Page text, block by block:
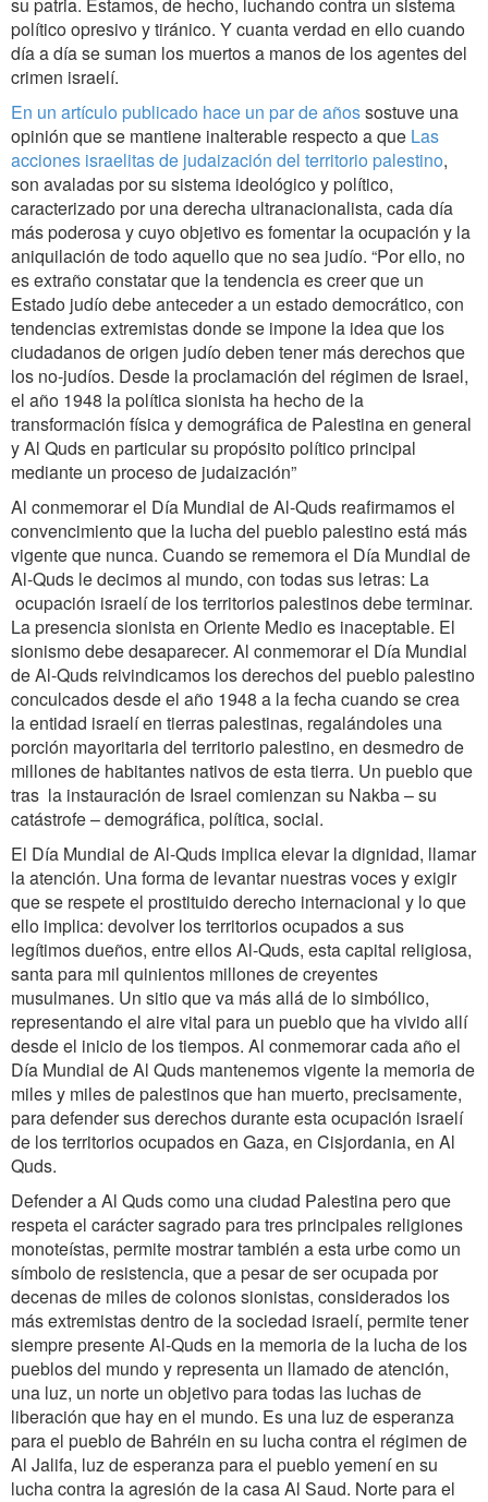
su patria. Estamos, de hecho, luchando contra un sistema
político opresivo y tiránico. Y cuanta verdad en ello cuando
día a día se suman los muertos a manos de los agentes del
crimen israelí.
En un artículo publicado hace un par de añossostuve una
opinión que se mantiene inalterable respecto a que Las
acciones israelitas de judaización del territorio palestino,
son avaladas por su sistema ideológico y político,
caracterizado por una derecha ultranacionalista, cada día
más poderosa y cuyo objetivo es fomentar la ocupación y la
aniquilación de todo aquello que no sea judío. “Por ello, no
es extraño constatar que la tendencia es creer que un
Estado judío debe anteceder a un estado democrático, con
tendencias extremistas donde se impone la idea que los
ciudadanos de origen judío deben tener más derechos que
los no-judíos. Desde la proclamación del régimen de Israel,
el año 1948 la política sionista ha hecho de la
transformación física y demográfica de Palestina en general
y Al Quds en particular su propósito político principal
mediante un proceso de judaización”
Al conmemorar el Día Mundial de Al-Quds reafirmamos el
convencimiento que la lucha del pueblo palestino está más
vigente que nunca. Cuando se rememora el Día Mundial de
Al-Quds le decimos al mundo, con todas sus letras: La
ocupación israelí de los territorios palestinos debe terminar.
La presencia sionista en Oriente Medio es inaceptable. El
sionismo debe desaparecer. Al conmemorar el Día Mundial
de Al-Quds reivindicamos los derechos del pueblo palestino
conculcados desde el año 1948 a la fecha cuando se crea
la entidad israelí en tierras palestinas, regalándoles una
porción mayoritaria del territorio palestino, en desmedro de
millones de habitantes nativos de esta tierra. Un pueblo que
tras la instauración de Israel comienzan su Nakba – su
catástrofe – demográfica, política, social.
El Día Mundial de Al-Quds implica elevar la dignidad, llamar
la atención. Una forma de levantar nuestras voces y exigir
que se respete el prostituido derecho internacional y lo que
ello implica: devolver los territorios ocupados a sus
legítimos dueños, entre ellos Al-Quds, esta capital religiosa,
santa para mil quinientos millones de creyentes
musulmanes. Un sitio que va más allá de lo simbólico,
representando el aire vital para un pueblo que ha vivido allí
desde el inicio de los tiempos. Al conmemorar cada año el
Día Mundial de Al Quds mantenemos vigente la memoria de
miles y miles de palestinos que han muerto, precisamente,
para defender sus derechos durante esta ocupación israelí
de los territorios ocupados en Gaza, en Cisjordania, en Al
Quds.
Defender a Al Quds como una ciudad Palestina pero que
respeta el carácter sagrado para tres principales religiones
monoteístas, permite mostrar también a esta urbe como un
símbolo de resistencia, que a pesar de ser ocupada por
decenas de miles de colonos sionistas, considerados los
más extremistas dentro de la sociedad israelí, permite tener
siempre presente Al-Quds en la memoria de la lucha de los
pueblos del mundo y representa un llamado de atención,
una luz, un norte un objetivo para todas las luchas de
liberación que hay en el mundo. Es una luz de esperanza
para el pueblo de Bahréin en su lucha contra el régimen de
Al Jalifa, luz de esperanza para el pueblo yemení en su
lucha contra la agresión de la casa Al Saud. Norte para el